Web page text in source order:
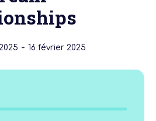
- 16 février 2025